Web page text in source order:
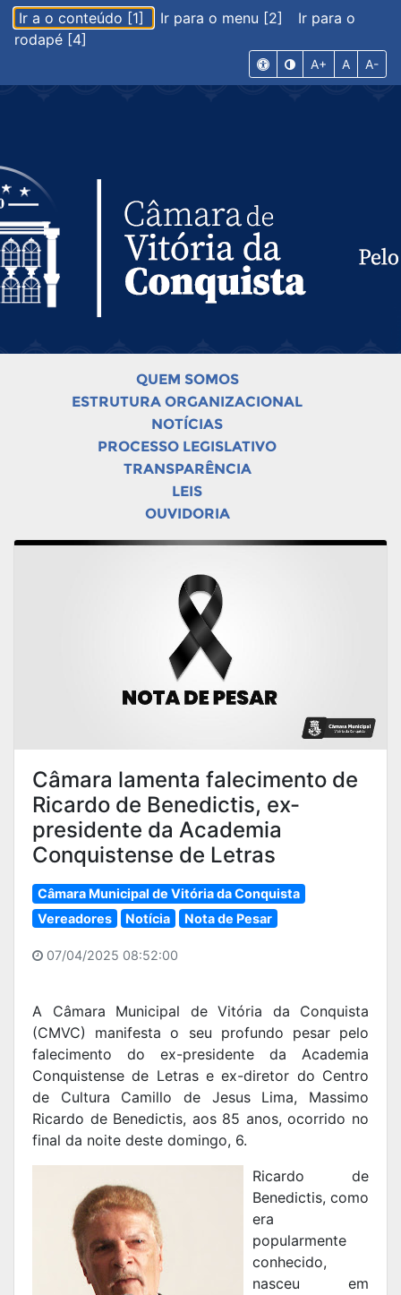
Ir a o conteúdo [1] Ir para o menu [2]
Ir para o
rodapé [4]
A+ A A-
QUEM SOMOS
ESTRUTURA ORGANIZACIONAL
NOTÍCIAS
PROCESSO LEGISLATIVO
TRANSPARÊNCIA
LEIS
OUVIDORIA
Câmara lamenta falecimento de
Ricardo de Benedictis, ex-
presidente da Academia
Conquistense de Letras
Câmara Municipal de Vitória da Conquista
Vereadores
Notícia Nota de Pesar
07/04/2025 08:52:00
A Câmara Municipal de Vitória da Conquista
(CMVC) manifesta o seu profundo pesar pelo
falecimento do ex-presidente da Academia
Conquistense de Letras e ex-diretor do Centro
de Cultura Camillo de Jesus Lima, Massimo
Ricardo de Benedictis, aos 85 anos, ocorrido no
final da noite deste domingo, 6.
Ricardo de
Benedictis, como
era
popularmente
conhecido,
nasceu em